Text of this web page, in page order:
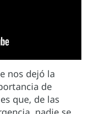
nos dejó la
de
que, de las